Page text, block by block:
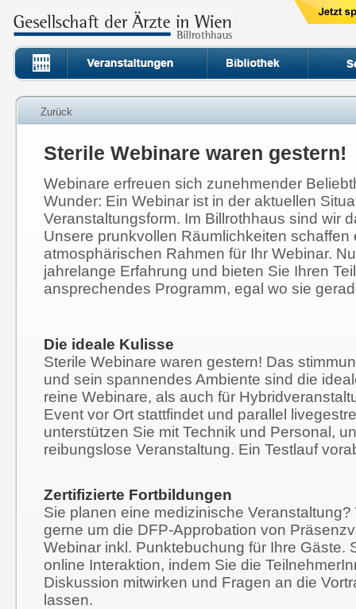
Zurück
Sterile Webinare waren gestern!
Webinare erfreuen sich zunehmender
Wunder: Ein Webinar ist in der aktuellen
Veranstaltungsform. Im Billrothhaus sind wir
Unsere prunkvollen Räumlichkeiten schaffen
atmosphärischen Rahmen für Ihr Webinar.
jahrelange Erfahrung und bieten Sie Ihren
ansprechendes Programm, egal wo sie
Die ideale Kulisse
Sterile Webinare waren gestern! Das
und sein spannendes Ambiente sind die
reine Webinare, als auch für
Event vor Ort stattfindet und parallel
unterstützen Sie mit Technik und Personal,
reibungslose Veranstaltung. Ein Testlauf
Zertifizierte Fortbildungen
Sie planen eine medizinische
gerne um die DFP-Approbation von
Webinar inkl. Punktebuchung für Ihre Gäste.
online Interaktion, indem Sie die
Diskussion mitwirken und Fragen an die
lassen.